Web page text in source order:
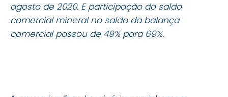
agosto de 2020. E participação do saldo
comercial mineral no saldo da balança
comercial passou de 49% para 69%.